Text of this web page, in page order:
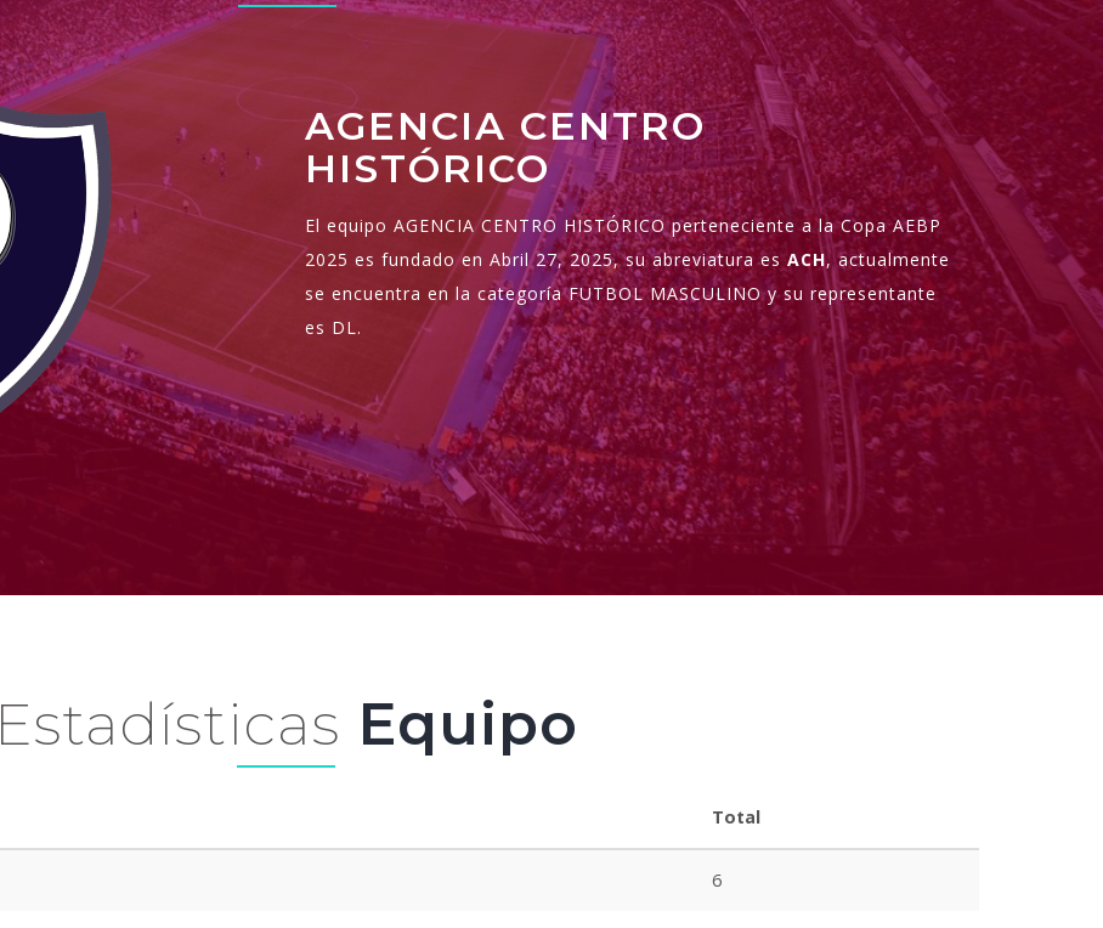
AGENCIA CENTRO
HISTÓRICO
El equipo AGENCIA CENTRO HISTÓRICO perteneciente a la Copa AEBP
2025 es fundado en Abril 27, 2025, su abreviatura esACH, actualmente
se encuentra en la categoría FUTBOL MASCULINO y su representante
es DL.
Estadísticas Equipo
Total
6